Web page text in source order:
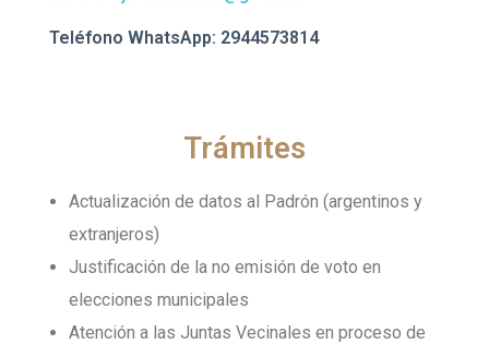
Teléfono WhatsApp: 2944573814
Trámites
Actualización de datos al Padrón (argentinos y
extranjeros)
Justificación de la no emisión de voto en
elecciones municipales
Atención a las Juntas Vecinales en proceso de